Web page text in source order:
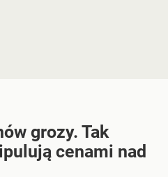
grozy. Tak
cenami nad